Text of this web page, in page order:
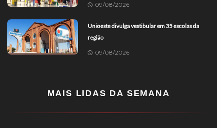
09/08/2026
Unioeste divulga vestibular em 35 escolas da
região
09/08/2026
MAIS LIDAS DA SEMANA